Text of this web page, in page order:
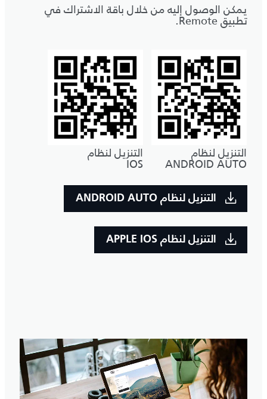
يمكن الوصول إليه من خلال باقة الاشتراك في
تطبيق Remote.
التنزيل لنظام
ANDROID AUTO
التنزيل لنظام
IOS
التنزيل لنظام ANDROID AUTO
التنزيل لنظام APPLE IOS